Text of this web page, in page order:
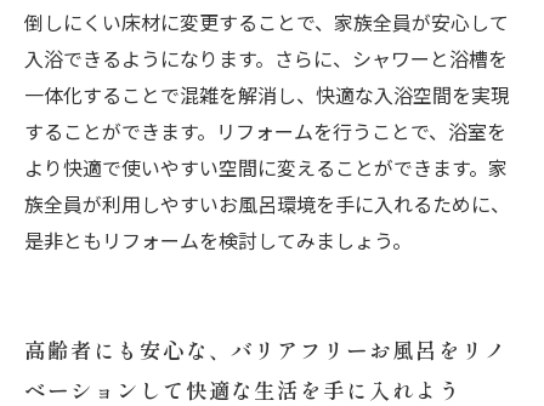
倒しにくい床材に変更することで、家族全員が安心して
入浴できるようになります。さらに、シャワーと浴槽を
一体化することで混雑を解消し、快適な入浴空間を実現
することができます。リフォームを行うことで、浴室を
より快適で使いやすい空間に変えることができます。家
族全員が利用しやすいお風呂環境を手に入れるために、
是非ともリフォームを検討してみましょう。
高齢者にも安心な、バリアフリーお風呂をリノ
ベーションして快適な生活を手に入れよう